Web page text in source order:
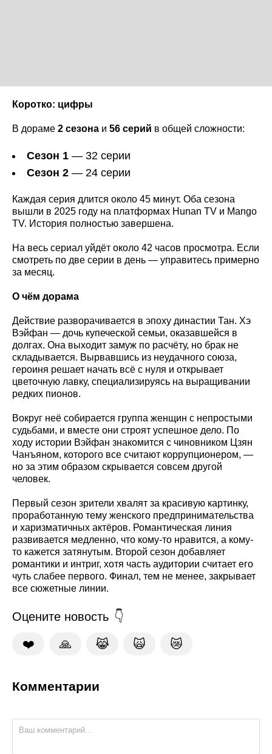
Коротко: цифры
В дораме 2 сезона и 56 серий в общей сложности:
Сезон 1 — 32 серии
Сезон 2 — 24 серии
Каждая серия длится около 45 минут. Оба сезона
вышли в 2025 году на платформах Hunan TV и Mango
TV. История полностью завершена.
На весь сериал уйдёт около 42 часов просмотра. Если
смотреть по две серии в день — управитесь примерно
за месяц.
О чём дорама
Действие разворачивается в эпоху династии Тан. Хэ
Вэйфан — дочь купеческой семьи, оказавшейся в
долгах. Она выходит замуж по расчёту, но брак не
складывается. Вырвавшись из неудачного союза,
героиня решает начать всё с нуля и открывает
цветочную лавку, специализируясь на выращивании
редких пионов.
Вокруг неё собирается группа женщин с непростыми
судьбами, и вместе они строят успешное дело. По
ходу истории Вэйфан знакомится с чиновником Цзян
Чанъяном, которого все считают коррупционером, —
но за этим образом скрывается совсем другой
человек.
Первый сезон зрители хвалят за красивую картинку,
проработанную тему женского предпринимательства
и харизматичных актёров. Романтическая линия
развивается медленно, что кому-то нравится, а кому-
то кажется затянутым. Второй сезон добавляет
романтики и интриг, хотя часть аудитории считает его
чуть слабее первого. Финал, тем не менее, закрывает
все сюжетные линии.
Оцените новость
❤️ 🙏 😹 🙀 😿
Комментарии